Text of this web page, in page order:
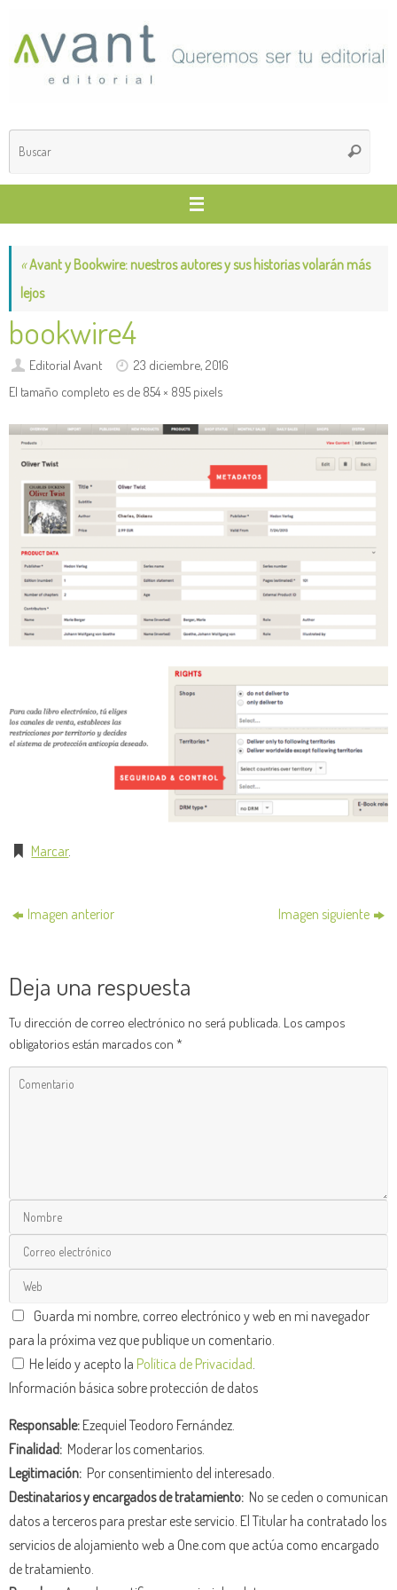
contenido
Buscar
«Avant y Bookwire: nuestros autores y sus historias volarán más
lejos
bookwire4
Editorial Avant
23 diciembre, 2016
El tamaño completo es de 854 × 895 pixels
Marcar.
Imagen anterior Imagen siguiente
Deja una respuesta
Tu dirección de correo electrónico no será publicada. Los campos
obligatorios están marcados con *
Guarda mi nombre, correo electrónico y web en mi navegador
para la próxima vez que publique un comentario.
He leído y acepto la Política de Privacidad.
Información básica sobre protección de datos
Responsable:Ezequiel Teodoro Fernández.
Finalidad: Moderar los comentarios.
Legitimación: Por consentimiento del interesado.
Destinatarios y encargados de tratamiento: No se ceden o comunican
datos a terceros para prestar este servicio. El Titular ha contratado los
servicios de alojamiento web a One.com que actúa como encargado
de tratamiento.